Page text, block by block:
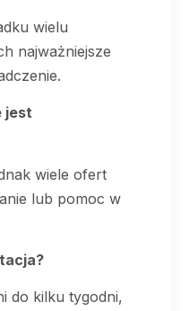
wielu
najważniejsze
jest
wiele ofert
lub pomoc w
do kilku tygodni,